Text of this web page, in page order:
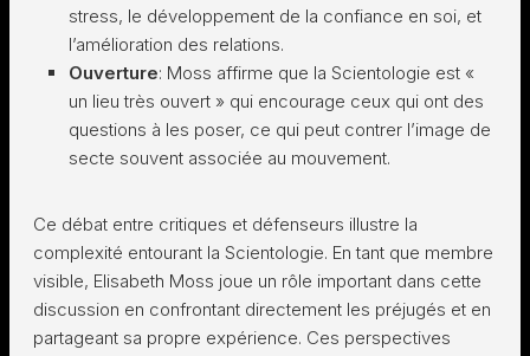
stress, le développement de la confiance en soi, et
l’amélioration des relations.
Ouverture: Moss affirme que la Scientologie est «
un lieu très ouvert » qui encourage ceux qui ont des
questions à les poser, ce qui peut contrer l’image de
secte souvent associée au mouvement.
Ce débat entre critiques et défenseurs illustre la
complexité entourant la Scientologie. En tant que membre
visible, Elisabeth Moss joue un rôle important dans cette
discussion en confrontant directement les préjugés et en
partageant sa propre expérience. Ces perspectives